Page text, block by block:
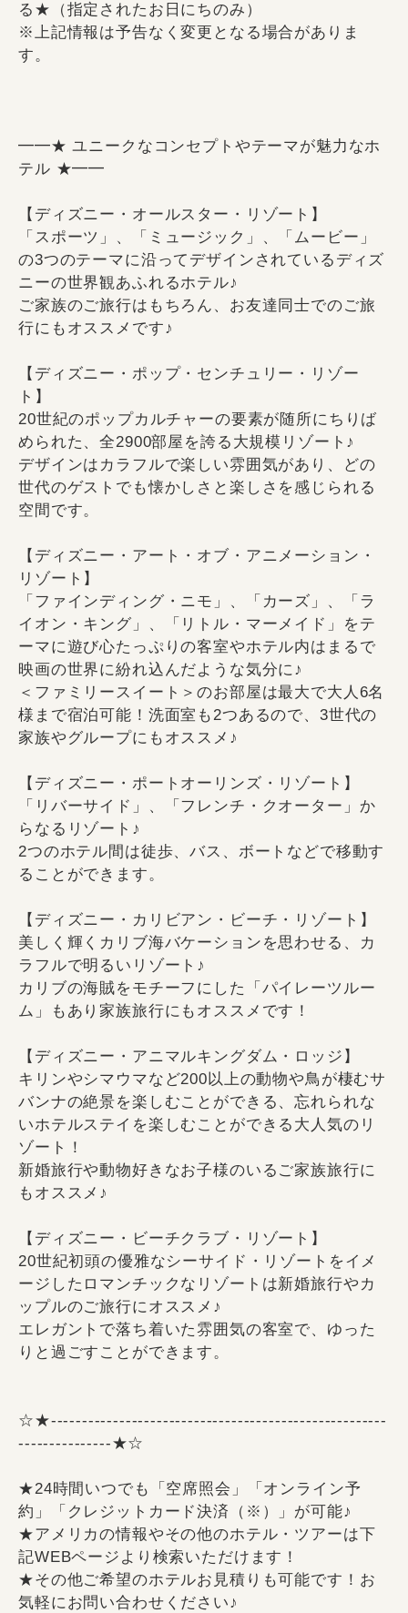
る★（指定されたお日にちのみ）
※上記情報は予告なく変更となる場合がありま
す。
━━★ ユニークなコンセプトやテーマが魅力なホ
テル ★━━
【ディズニー・オールスター・リゾート】
「スポーツ」、「ミュージック」、「ムービー」
の3つのテーマに沿ってデザインされているディズ
ニーの世界観あふれるホテル♪
ご家族のご旅行はもちろん、お友達同士でのご旅
行にもオススメです♪
【ディズニー・ポップ・センチュリー・リゾー
ト】
20世紀のポップカルチャーの要素が随所にちりば
められた、全2900部屋を誇る大規模リゾート♪
デザインはカラフルで楽しい雰囲気があり、どの
世代のゲストでも懐かしさと楽しさを感じられる
空間です。
【ディズニー・アート・オブ・アニメーション・
リゾート】
「ファインディング・ニモ」、「カーズ」、「ラ
イオン・キング」、「リトル・マーメイド」をテ
ーマに遊び心たっぷりの客室やホテル内はまるで
映画の世界に紛れ込んだような気分に♪
＜ファミリースイート＞のお部屋は最大で大人6名
様まで宿泊可能！洗面室も2つあるので、3世代の
家族やグループにもオススメ♪
【ディズニー・ポートオーリンズ・リゾート】
「リバーサイド」、「フレンチ・クオーター」か
らなるリゾート♪
2つのホテル間は徒歩、バス、ボートなどで移動す
ることができます。
【ディズニー・カリビアン・ビーチ・リゾート】
美しく輝くカリブ海バケーションを思わせる、カ
ラフルで明るいリゾート♪
カリブの海賊をモチーフにした「パイレーツルー
ム」もあり家族旅行にもオススメです！
【ディズニー・アニマルキングダム・ロッジ】
キリンやシマウマなど200以上の動物や鳥が棲むサ
バンナの絶景を楽しむことができる、忘れられな
いホテルステイを楽しむことができる大人気のリ
ゾート！
新婚旅行や動物好きなお子様のいるご家族旅行に
もオススメ♪
【ディズニー・ビーチクラブ・リゾート】
20世紀初頭の優雅なシーサイド・リゾートをイメ
ージしたロマンチックなリゾートは新婚旅行やカ
ップルのご旅行にオススメ♪
エレガントで落ち着いた雰囲気の客室で、ゆった
りと過ごすことができます。
☆★------------------------------------------------------
---------------★☆
★24時間いつでも「空席照会」「オンライン予
約」「クレジットカード決済（※）」が可能♪
★アメリカの情報やその他のホテル・ツアーは下
記WEBページより検索いただけます！
★その他ご希望のホテルお見積りも可能です！お
気軽にお問い合わせください♪